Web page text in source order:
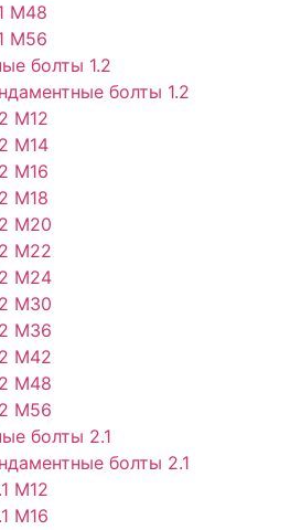
М48
М56
болты 1.2
болты 1.2
М12
М14
М16
М18
М20
М22
М24
М30
М36
М42
М48
М56
болты 2.1
болты 2.1
М12
М16